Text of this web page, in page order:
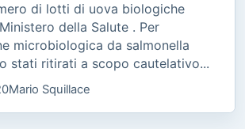
di lotti di uova biologiche
della Salute . Per
microbiologica da salmonella
stati ritirati a scopo cautelativo...
Mario Squillace